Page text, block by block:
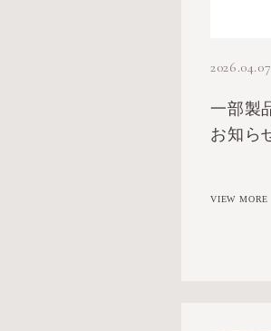
2026.04.07
一部製
お知ら
VIEW MORE